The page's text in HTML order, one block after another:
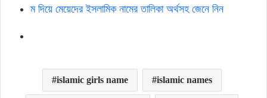
ম দিয়ে মেয়েদের ইসলামিক নামের তালিকা অর্থসহ জেনে নিন
islamic girls name islamic names